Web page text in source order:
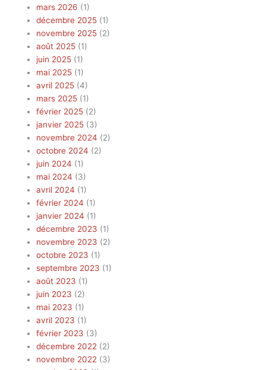
mars 2026 (1)
décembre 2025 (1)
novembre 2025 (2)
août 2025 (1)
juin 2025 (1)
mai 2025 (1)
avril 2025 (4)
mars 2025 (1)
février 2025 (2)
janvier 2025 (3)
novembre 2024 (2)
octobre 2024 (2)
juin 2024 (1)
mai 2024 (3)
avril 2024 (1)
février 2024 (1)
janvier 2024 (1)
décembre 2023 (1)
novembre 2023 (2)
octobre 2023 (1)
septembre 2023 (1)
août 2023 (1)
juin 2023 (2)
mai 2023 (1)
avril 2023 (1)
février 2023 (3)
décembre 2022 (2)
novembre 2022 (3)